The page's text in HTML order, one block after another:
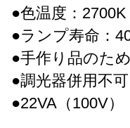
●色温度：2700K
●ランプ寿命：
●手作り品のた
●調光器併用不可
●22VA（100V）